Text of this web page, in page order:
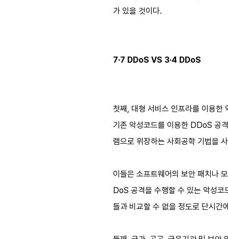
가 있을 것이다.
7∙7 DDoS VS 3∙4 DDoS
첫째, 대형 서비스 인프라를 이용
기존 악성코드를 이용한 DDoS 공
램으로 위장하는 사회공학 기법을
이들은 소프트웨어의 보안 패치나
DoS 공격을 수행할 수 있는 악성코
들과 비교할 수 없을 정도로 단시간